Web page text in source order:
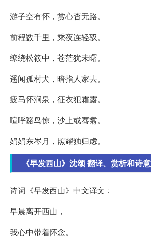
游子空有怀，赏心杳无路。
前程数千里，乘夜连轻驭。
缭绕松筱中，苍茫犹未曙。
遥闻孤村犬，暗指人家去。
疲马怀涧泉，征衣犯霜露。
喧呼谿鸟惊，沙上或骞翥。
娟娟东岑月，照耀独归虑。
《早发西山》沈颂 翻译、赏析和诗意
诗词《早发西山》中文译文：
早晨离开西山，
我心中带着怀念。